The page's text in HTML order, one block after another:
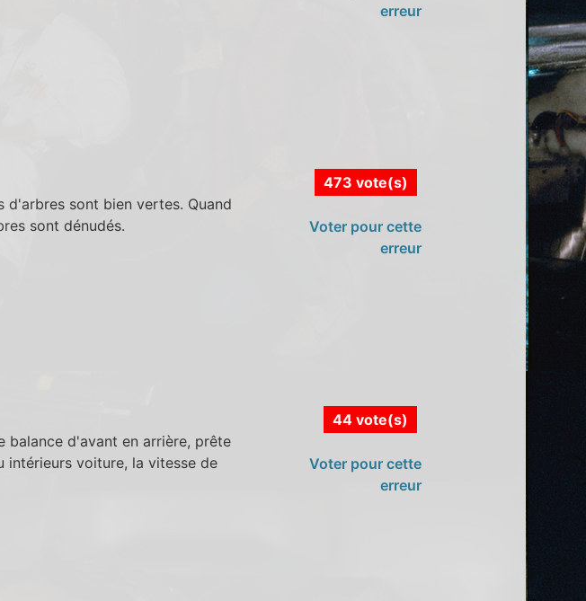
erreur
d'arbres sont bien vertes. Quand
sont dénudés.
473 vote(s)
Voter pour cette
erreur
balance d'avant en arrière, prête
intérieurs voiture, la vitesse de
44 vote(s)
Voter pour cette
erreur